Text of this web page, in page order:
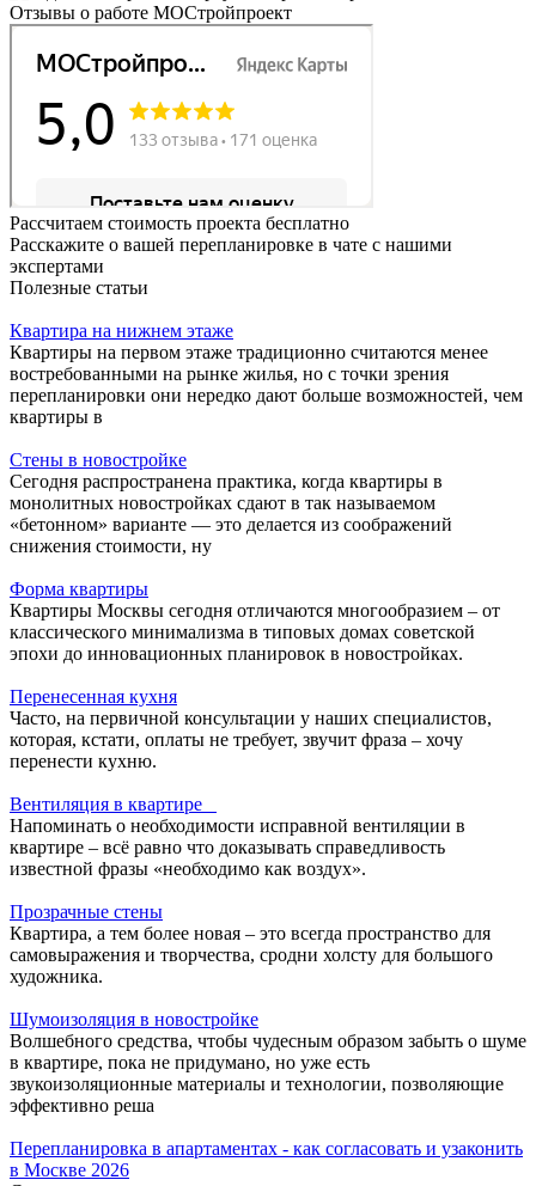
Отзывы о работе МОСтройпроект
Рассчитаем стоимость проекта бесплатно
Расскажите о вашей перепланировке в чате с нашими
экспертами
Полезные статьи
Квартира на нижнем этаже
Квартиры на первом этаже традиционно считаются менее
востребованными на рынке жилья, но с точки зрения
перепланировки они нередко дают больше возможностей, чем
квартиры в
Стены в новостройке
Сегодня распространена практика, когда квартиры в
монолитных новостройках сдают в так называемом
«бетонном» варианте — это делается из соображений
снижения стоимости, ну
Форма квартиры
Квартиры Москвы сегодня отличаются многообразием – от
классического минимализма в типовых домах советской
эпохи до инновационных планировок в новостройках.
Перенесенная кухня
Часто, на первичной консультации у наших специалистов,
которая, кстати, оплаты не требует, звучит фраза – хочу
перенести кухню.
Вентиляция в квартире
Напоминать о необходимости исправной вентиляции в
квартире – всё равно что доказывать справедливость
известной фразы «необходимо как воздух».
Прозрачные стены
Квартира, а тем более новая – это всегда пространство для
самовыражения и творчества, сродни холсту для большого
художника.
Шумоизоляция в новостройке
Волшебного средства, чтобы чудесным образом забыть о шуме
в квартире, пока не придумано, но уже есть
звукоизоляционные материалы и технологии, позволяющие
эффективно реша
Перепланировка в апартаментах - как согласовать и узаконить
в Москве 2026